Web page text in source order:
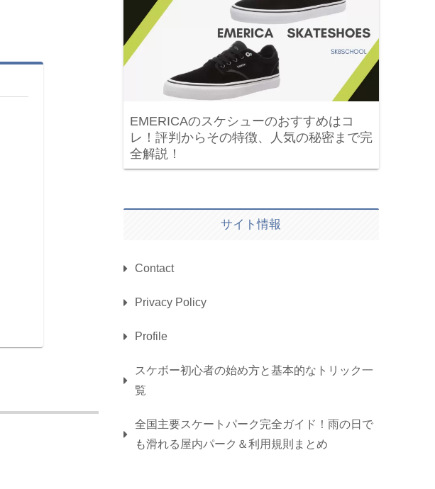
EMERICAのスケシューのおすすめはコ
レ！評判からその特徴、人気の秘密まで完
全解説！
サイト情報
Contact
Privacy Policy
Profile
スケボー初心者の始め方と基本的なトリック一
覧
全国主要スケートパーク完全ガイド！雨の日で
も滑れる屋内パーク＆利用規則まとめ